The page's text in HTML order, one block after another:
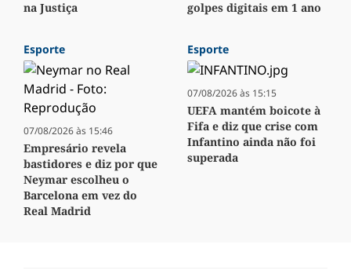
na Justiça golpes digitais em 1 ano
Esporte
07/08/2026 às 15:46
Empresário revela
bastidores e diz por que
Neymar escolheu o
Barcelona em vez do
Real Madrid
Esporte
07/08/2026 às 15:15
UEFA mantém boicote à
Fifa e diz que crise com
Infantino ainda não foi
superada